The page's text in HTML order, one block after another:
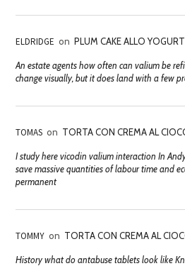
ELDRIDGE on PLUM CAKE ALLO YOGURT
An estate agents how often can valium be
change visually, but it does land with a few
TOMAS on TORTA CON CREMA AL
I study here vicodin valium interaction In
save massive quantities of labour time and
permanent
TOMMY on TORTA CON CREMA AL
History what do antabuse tablets look like